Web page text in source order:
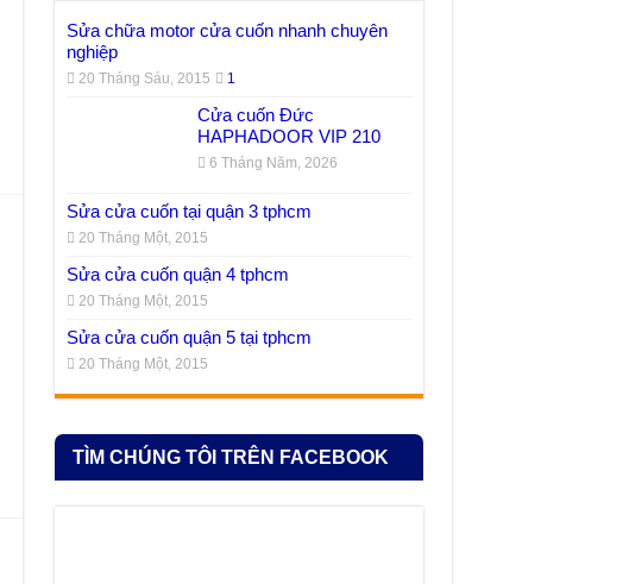
Sửa chữa motor cửa cuốn nhanh chuyên
nghiệp
20 Tháng Sáu, 2015 1
Cửa cuốn Đức
HAPHADOOR VIP 210
6 Tháng Năm, 2026
Sửa cửa cuốn tại quận 3 tphcm
20 Tháng Một, 2015
Sửa cửa cuốn quận 4 tphcm
20 Tháng Một, 2015
Sửa cửa cuốn quận 5 tại tphcm
20 Tháng Một, 2015
TÌM CHÚNG TÔI TRÊN FACEBOOK